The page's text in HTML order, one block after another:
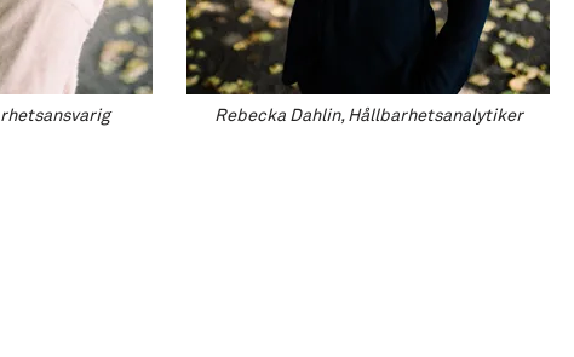
Rebecka Dahlin, Hållbarhetsanalytiker